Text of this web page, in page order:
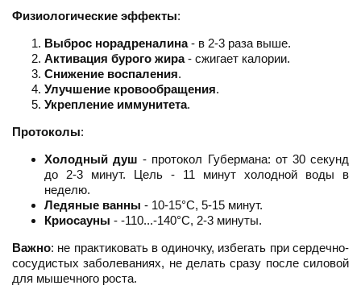
Физиологические эффекты:
Выброс норадреналина- в 2-3 раза выше.
Активация бурого жира- сжигает калории.
Снижение воспаления.
Улучшение кровообращения.
Укрепление иммунитета.
Протоколы:
Холодный душ - протокол Губермана: от 30 секунд
до 2-3 минут. Цель - 11 минут холодной воды в
неделю.
Ледяные ванны - 10-15°C, 5-15 минут.
Криосауны - -110...-140°C, 2-3 минуты.
Важно: не практиковать в одиночку, избегать при сердечно-
сосудистых заболеваниях, не делать сразу после силовой
для мышечного роста.